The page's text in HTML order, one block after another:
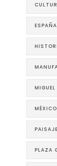
ESPAÑA
MIGUEL
MÉXICO
PLAZA